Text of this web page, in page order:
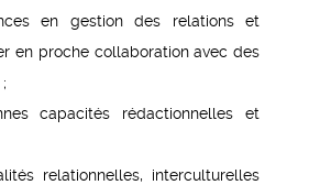
en gestion des relations et
en proche collaboration avec des
capacités rédactionnelles et
relationnelles, interculturelles